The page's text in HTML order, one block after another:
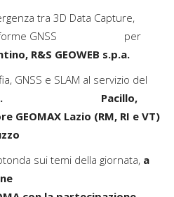
tra 3D Data Capture,
GNSS per
R&S GEOWEB s.p.a.
GNSS e SLAM al servizio del
di F. Pacillo,
GEOMAX Lazio (RM, RI e VT)
sui temi della giornata, a